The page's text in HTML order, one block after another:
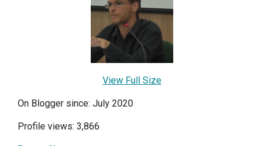
View Full Size
On Blogger since: July 2020
Profile views: 3,866